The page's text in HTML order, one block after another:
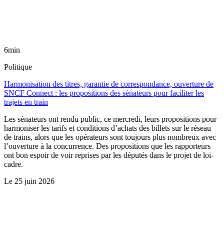
6min
Politique
Harmonisation des titres, garantie de correspondance, ouverture de
SNCF Connect : les propositions des sénateurs pour faciliter les
trajets en train
Les sénateurs ont rendu public, ce mercredi, leurs propositions pour
harmoniser les tarifs et conditions d’achats des billets sur le réseau
de trains, alors que les opérateurs sont toujours plus nombreux avec
l’ouverture à la concurrence. Des propositions que les rapporteurs
ont bon espoir de voir reprises par les députés dans le projet de loi-
cadre.
Le 25 juin 2026